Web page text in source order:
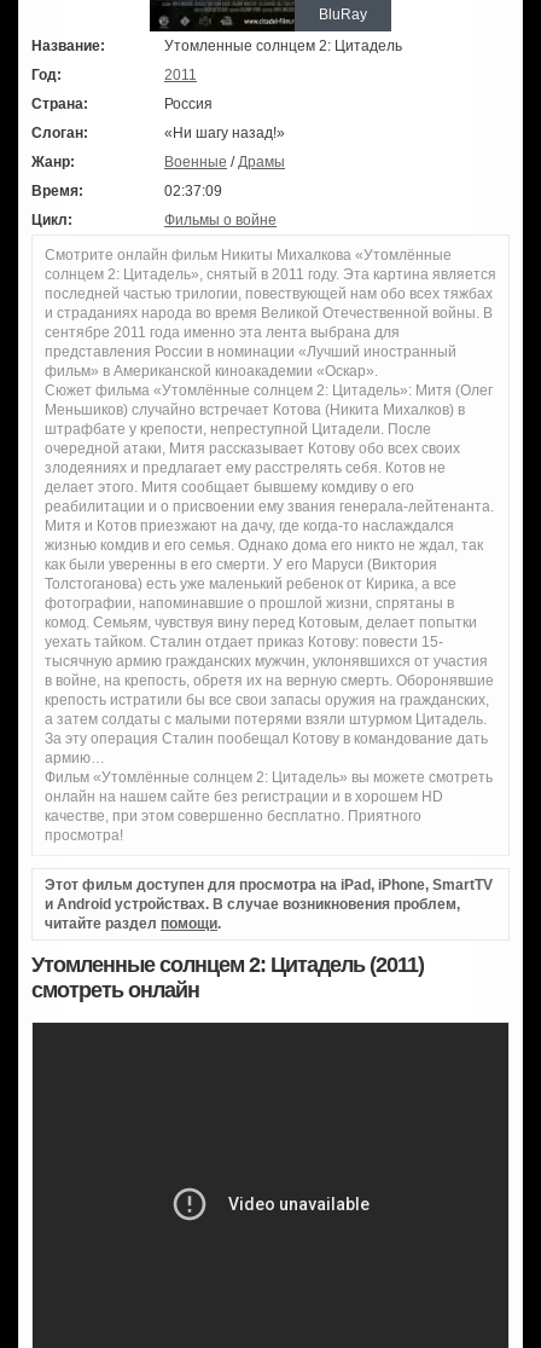
BluRay
Название:
Утомленные солнцем 2: Цитадель
Год:
2011
Страна:
Россия
Слоган:
«Ни шагу назад!»
Жанр:
Военные / Драмы
Время:
02:37:09
Цикл:
Фильмы о войне
Смотрите онлайн фильм Никиты Михалкова «Утомлённые
солнцем 2: Цитадель», снятый в 2011 году. Эта картина является
последней частью трилогии, повествующей нам обо всех тяжбах
и страданиях народа во время Великой Отечественной войны. В
сентябре 2011 года именно эта лента выбрана для
представления России в номинации «Лучший иностранный
фильм» в Американской киноакадемии «Оскар».
Сюжет фильма «Утомлённые солнцем 2: Цитадель»: Митя (Олег
Меньшиков) случайно встречает Котова (Никита Михалков) в
штрафбате у крепости, непреступной Цитадели. После
очередной атаки, Митя рассказывает Котову обо всех своих
злодеяниях и предлагает ему расстрелять себя. Котов не
делает этого. Митя сообщает бывшему комдиву о его
реабилитации и о присвоении ему звания генерала-лейтенанта.
Митя и Котов приезжают на дачу, где когда-то наслаждался
жизнью комдив и его семья. Однако дома его никто не ждал, так
как были уверенны в его смерти. У его Маруси (Виктория
Толстоганова) есть уже маленький ребенок от Кирика, а все
фотографии, напоминавшие о прошлой жизни, спрятаны в
комод. Семьям, чувствуя вину перед Котовым, делает попытки
уехать тайком. Сталин отдает приказ Котову: повести 15-
тысячную армию гражданских мужчин, уклонявшихся от участия
в войне, на крепость, обретя их на верную смерть. Оборонявшие
крепость истратили бы все свои запасы оружия на гражданских,
а затем солдаты с малыми потерями взяли штурмом Цитадель.
За эту операция Сталин пообещал Котову в командование дать
армию…
Фильм «Утомлённые солнцем 2: Цитадель» вы можете смотреть
онлайн на нашем сайте без регистрации и в хорошем HD
качестве, при этом совершенно бесплатно. Приятного
просмотра!
Этот фильм доступен для просмотра на iPad, iPhone, SmartTV
и Android устройствах. В случае возникновения проблем,
читайте раздел помощи.
Утомленные солнцем 2: Цитадель (2011)
смотреть онлайн